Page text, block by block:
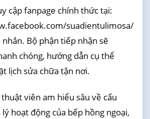
cập fanpage chính thức tại:
suadientulimosa/
Bộ phận tiếp nhận sẽ
chóng, hướng dẫn cụ thể
lịch sửa chữa tận nơi.
viên am hiểu sâu về cấu
hoạt động của bếp hồng ngoại,